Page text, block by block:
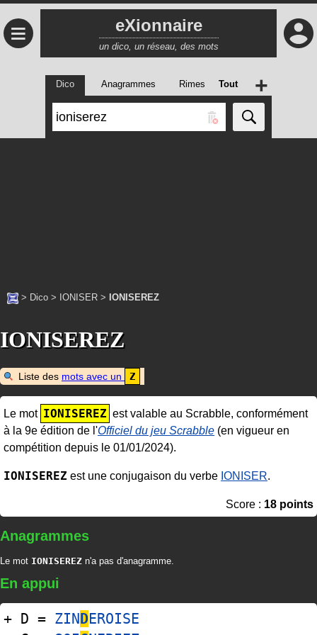
≡ eXionnaire
un dico, un réseau, des mots
Dico Anagrammes Rimes Tout +
> Dico > IONISER > IONISEREZ
IONISEREZ
Liste des mots avec un Z
Le mot IONISEREZ est valable au Scrabble, conformément
à la 9e édition de l'Officiel du jeu Scrabble (en vigueur en
compétition depuis le 01/01/2024).
IONISEREZ est une conjugaison du verbe IONISER.
Score : 18 points
Anagrammes
Le mot IONISEREZ n'a pas d'anagramme.
En appui
+ D = ZINDEROISE